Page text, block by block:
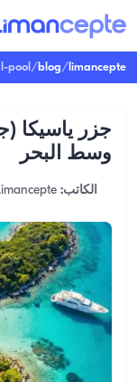
limancepte
/
blog
/
pool
جزر ياسيكا
وسط البحر
الكاتب: